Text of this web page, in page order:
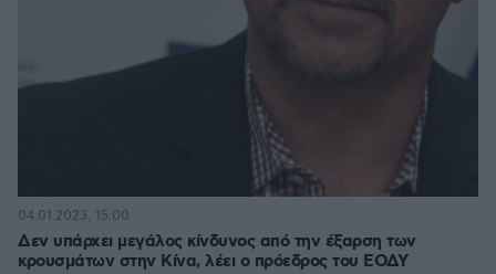
Δεν υπάρχει μεγάλος κίνδυνος από την έξαρση των
κρουσμάτων στην Κίνα, λέει ο πρόεδρος του ΕΟΔΥ
04.01.2023, 15:00